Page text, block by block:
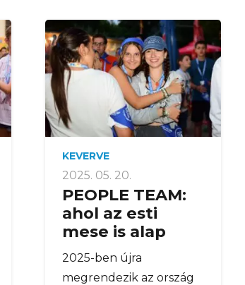
KEVERVE
2025. 05. 20.
PEOPLE TEAM:
ahol az esti
mese is alap
2025-ben újra
megrendezik az ország